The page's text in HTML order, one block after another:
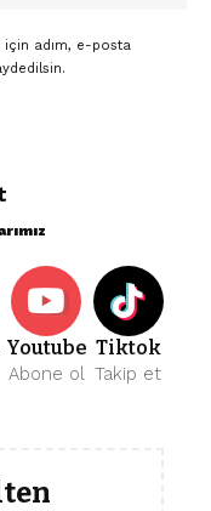
için adım, e-posta
Youtube
Abone ol
Tiktok
Takip et